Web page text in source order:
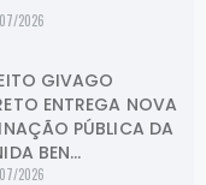
2026
GIVAGO
ENTREGA NOVA
PÚBLICA DA
BEN...
2026